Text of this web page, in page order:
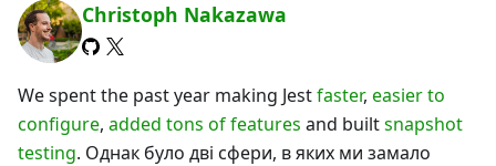
Christoph Nakazawa
We spent the past year making Jestfaster, easier to
configure, added tons of features and builtsnapshot
testing. Однак було дві сфери, в яких ми замало